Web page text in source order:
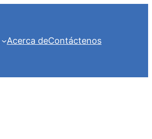
Acerca deContáctenos